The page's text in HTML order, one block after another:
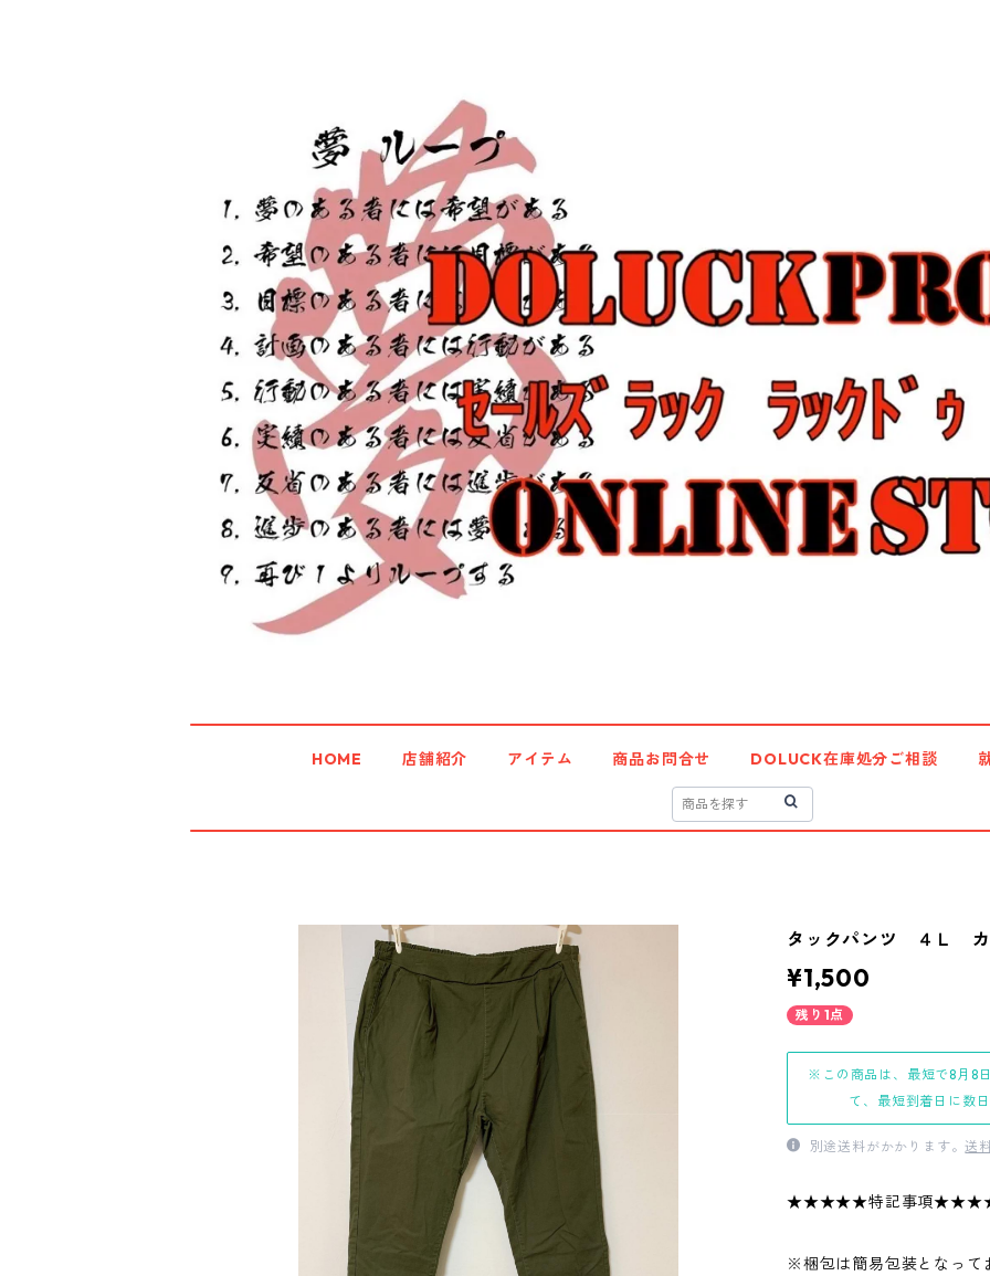
HOME 店舗紹介 アイテム 商品お問合せ DOLUCK在庫処分ご相談
タックパンツ ４Ｌ
¥1,500
残り1点
※この商品は、最短で8月8
て、最短到着日に数
別途送料がかかります。送
★★★★★特記事項
※梱包は簡易包装となって